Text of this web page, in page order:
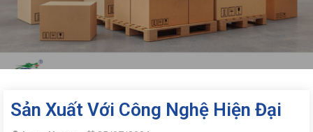
Sản Xuất Với Công Nghệ Hiện Đại